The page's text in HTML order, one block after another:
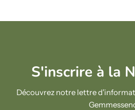
S'inscrire à la
Découvrez notre lettre